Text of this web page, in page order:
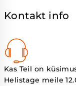
Kontakt info
Kas Teil on
Helistage meile